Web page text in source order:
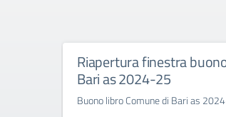
Riapertura finestra
Bari as 2024-25
Buono libro Comune di Bari as